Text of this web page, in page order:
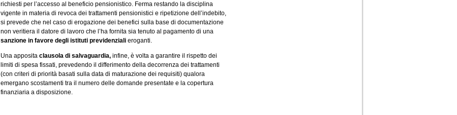
richiesti per l’accesso al beneficio pensionistico. Ferma restando la disciplina
vigente in materia di revoca dei trattamenti pensionistici e ripetizione dell’indebito,
si prevede che nel caso di erogazione dei benefici sulla base di documentazione
non veritiera il datore di lavoro che l’ha fornita sia tenuto al pagamento di una
sanzione in favore degli istituti previdenziali eroganti.
Una apposita clausola di salvaguardia, infine, è volta a garantire il rispetto dei
limiti di spesa fissati, prevedendo il differimento della decorrenza dei trattamenti
(con criteri di priorità basati sulla data di maturazione dei requisiti) qualora
emergano scostamenti tra il numero delle domande presentate e la copertura
finanziaria a disposizione.